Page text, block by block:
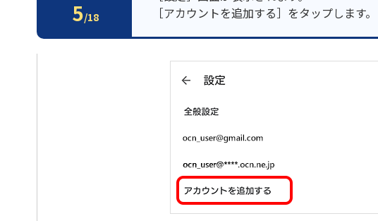
5/18
［アカウントを追加する］をタップします。